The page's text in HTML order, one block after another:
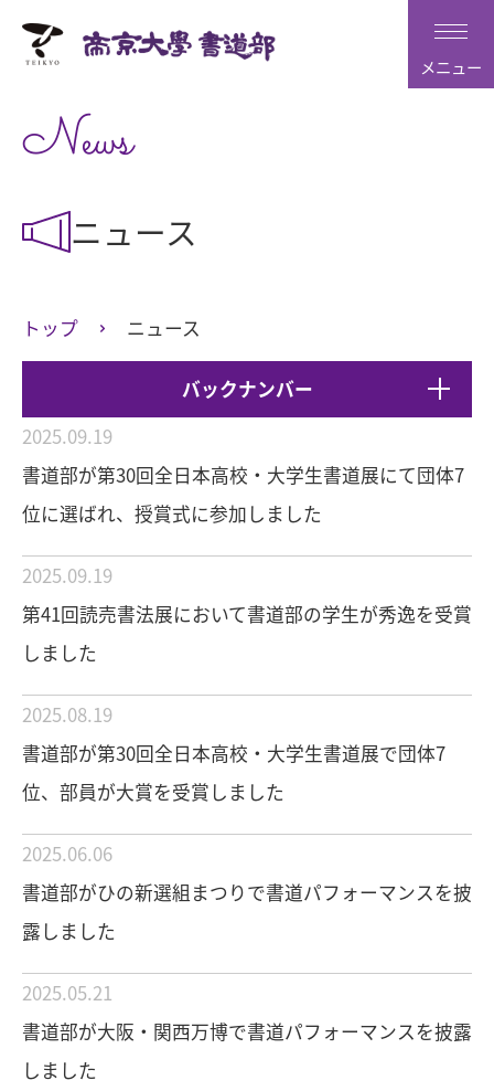
メニュー
News
ニュース
トップ ニュース
バックナンバー
2025.09.19
書道部が第30回全日本高校・大学生書道展にて団体7
位に選ばれ、授賞式に参加しました
2025.09.19
第41回読売書法展において書道部の学生が秀逸を受賞
しました
2025.08.19
書道部が第30回全日本高校・大学生書道展で団体7
位、部員が大賞を受賞しました
2025.06.06
書道部がひの新選組まつりで書道パフォーマンスを披
露しました
2025.05.21
書道部が大阪・関西万博で書道パフォーマンスを披露
しました